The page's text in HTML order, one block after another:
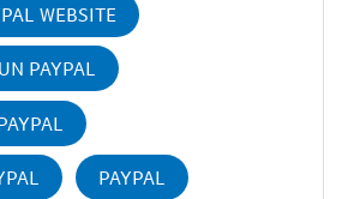
WEBSITE
PAYPAL
PAYPAL